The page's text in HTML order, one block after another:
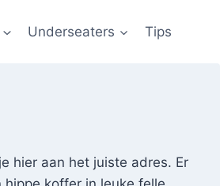
Underseaters Tips
hier aan het juiste adres. Er